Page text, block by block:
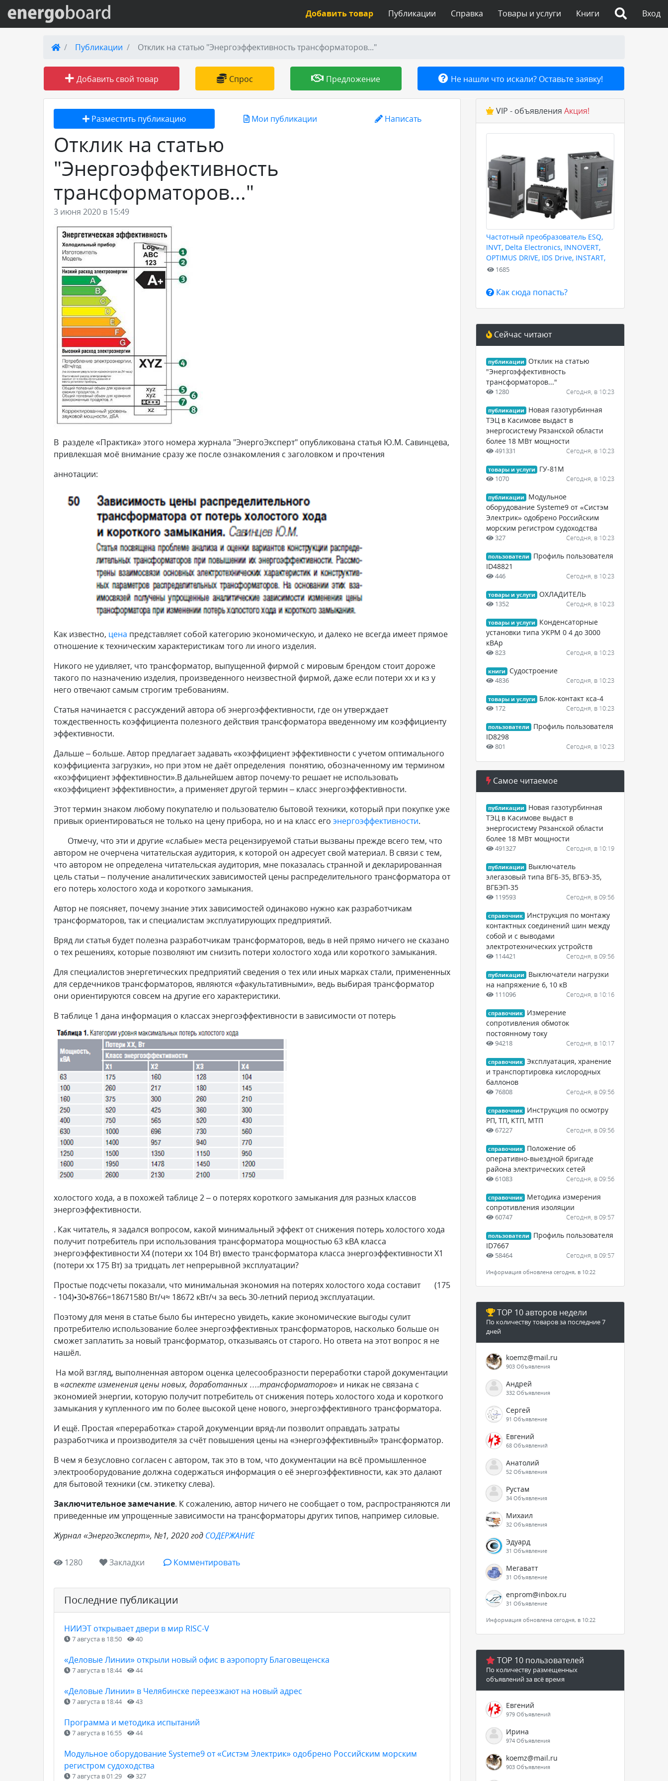
Вход на сайт
Поиск по сайту
Публикации
Товары и услуги
Добавить товар или услугу
Вход
Книги
Товары и услуги
Справка
Публикации
Добавить товар
Публикации Отклик на статью "Энергоэффективность трансформаторов..."
Добавить свой товар Спрос Предложение Не нашли что искали? Оставьте заявку!
Разместить публикацию Мои публикации Написать
Отклик на статью
"Энергоэффективность
трансформаторов..."
3 июня 2020 в 15:49
В разделе «Практика» этого номера журнала "ЭнергоЭксперт" опубликована статья Ю.М. Савинцева,
привлекшая моё внимание сразу же после ознакомления с заголовком и прочтения
аннотации:
Как известно, цена представляет собой категорию экономическую, и далеко не всегда имеет прямое
отношение к техническим характеристикам того ли иного изделия.
Никого не удивляет, что трансформатор, выпущенной фирмой с мировым брендом стоит дороже
такого по назначению изделия, произведенного неизвестной фирмой, даже если потери хх и кз у
него отвечают самым строгим требованиям.
Статья начинается с рассуждений автора об энергоэффективности, где он утверждает
тождественность коэффициента полезного действия трансформатора введенному им коэффициенту
эффективности.
Дальше – больше. Автор предлагает задавать «коэффициент эффективности с учетом оптимального
коэффициента загрузки», но при этом не даёт определения понятию, обозначенному им термином
«коэффициент эффективности».В дальнейшем автор почему-то решает не использовать
«коэффициент эффективности», а применяет другой термин – класс энергоэффективности.
Этот термин знаком любому покупателю и пользователю бытовой техники, который при покупке уже
привык ориентироваться не только на цену прибора, но и на класс его энергоэффективности.
Отмечу, что эти и другие «слабые» места рецензируемой статьи вызваны прежде всего тем, что
автором не очерчена читательская аудитория, к которой он адресует свой материал. В связи с тем,
что автором не определена читательская аудитория, мне показалась странной и декларированная
цель статьи – получение аналитических зависимостей цены распределительного трансформатора от
его потерь холостого хода и короткого замыкания.
Автор не поясняет, почему знание этих зависимостей одинаково нужно как разработчикам
трансформаторов, так и специалистам эксплуатирующих предприятий.
Вряд ли статья будет полезна разработчикам трансформаторов, ведь в ней прямо ничего не сказано
о тех решениях, которые позволяют им снизить потери холостого хода или короткого замыкания.
Для специалистов энергетических предприятий сведения о тех или иных марках стали, примененных
для сердечников трансформаторов, являются «факультативными», ведь выбирая трансформатор
они ориентируются совсем на другие его характеристики.
В таблице 1 дана информация о классах энергоэффективности в зависимости от потерь
холостого хода, а в похожей таблице 2 – о потерях короткого замыкания для разных классов
энергоэффективности.
. Как читатель, я задался вопросом, какой минимальный эффект от снижения потерь холостого хода
получит потребитель при использования трансформатора мощностью 63 кВА класса
энергоэффективности Х4 (потери хх 104 Вт) вместо трансформатора класса энергоэффективности Х1
(потери хх 175 Вт) за тридцать лет непрерывной эксплуатации?
Простые подсчеты показали, что минимальная экономия на потерях холостого хода составит (175
- 104)•30•8766=18671580 Вт/ч≈ 18672 кВт/ч за весь 30-летний период эксплуатации.
Поэтому для меня в статье было бы интересно увидеть, какие экономические выгоды сулит
протребителю использование более энергоэффективных трансформаторов, насколько больше он
сможет заплатить за новый трансформатор, отказываясь от старого. Но ответа на этот вопрос я не
нашёл.
На мой взгляд, выполненная автором оценка целесообразности переработки старой документации
в «аспекте изменения цены новых, доработанных ….трансформаторов» и никак не связана с
экономией энергии, которую получит потребитель от снижения потерь холостого хода и короткого
замыкания у купленного им по более высокой цене нового, энергоэффективного трансформатора.
И ещё. Простая «переработка» старой докуменции вряд-ли позволит оправдать затраты
разработчика и производителя за счёт повышения цены на «энергоэффективный» трансформатор.
В чем я безусловно согласен с автором, так это в том, что документации на всё промышленное
электрооборудование должна содержаться информация о её энергоэффективности, как это далают
для бытовой техники (см. этикетку слева).
Заключительное замечание. К сожалению, автор ничего не сообщает о том, распространяются ли
приведенные им упрощенные зависимости на трансформаторы других типов, например силовые.
Журнал «ЭнергоЭксперт», №1, 2020 год СОДЕРЖАНИЕ
1280 Закладки Комментировать
Последние публикации
НИИЭТ открывает двери в мир RISC-V
7 августа в 18:50 40
«Деловые Линии» открыли новый офис в аэропорту Благовещенска
7 августа в 18:44 44
«Деловые Линии» в Челябинске переезжают на новый адрес
7 августа в 18:44 43
Программа и методика испытаний
7 августа в 16:55 44
Модульное оборудование Systeme9 от «Систэм Электрик» одобрено Российским морским
регистром судоходства
7 августа в 01:29 327
VIP - объявления Акция!
Частотный преобразователь ESQ,
INVT, Delta Electronics, INNOVERT,
OPTIMUS DRIVE, IDS Drive, INSTART,
HYUNDAI для любых задач
1685
Как сюда попасть?
Сейчас читают
публикации
Отклик на статью
"Энергоэффективность
трансформаторов..."
1280 Сегодня, в 10:23
публикации
Новая газотурбинная
ТЭЦ в Касимове выдаст в
энергосистему Рязанской области
более 18 МВт мощности
491331 Сегодня, в 10:23
товары и услуги ГУ-81М
1070 Сегодня, в 10:23
публикации
Модульное
оборудование Systeme9 от «Систэм
Электрик» одобрено Российским
морским регистром судоходства
327 Сегодня, в 10:23
пользователи
Профиль пользователя
ID48821
446 Сегодня, в 10:23
товары и услуги ОХЛАДИТЕЛЬ
1352 Сегодня, в 10:23
товары и услуги
Конденсаторные
установки типа УКРМ 0 4 до 3000
кВАр
823 Сегодня, в 10:23
книги Судостроение
4836 Сегодня, в 10:23
товары и услуги Блок-контакт кса-4
172 Сегодня, в 10:23
пользователи
Профиль пользователя
ID8298
801 Сегодня, в 10:23
Самое читаемое
публикации
Новая газотурбинная
ТЭЦ в Касимове выдаст в
энергосистему Рязанской области
более 18 МВт мощности
491327 Сегодня, в 10:19
публикации
Выключатель
элегазовый типа ВГБ-35, ВГБЭ-35,
ВГБЭП-35
119593 Сегодня, в 09:56
справочник
Инструкция по монтажу
контактных соединений шин между
собой и с выводами
электротехнических устройств
114421 Сегодня, в 09:56
публикации
Выключатели нагрузки
на напряжение 6, 10 кВ
111096 Сегодня, в 10:16
справочник
Измерение
сопротивления обмоток
постоянному току
94218 Сегодня, в 10:17
справочник Эксплуатация, хранение
и транспортировка кислородных
баллонов
76808 Сегодня, в 09:56
справочник
Инструкция по осмотру
РП, ТП, КТП, МТП
67227 Сегодня, в 09:56
справочник
Положение об
оперативно-выездной бригаде
района электрических сетей
61083 Сегодня, в 09:56
справочник
Методика измерения
сопротивления изоляции
60747 Сегодня, в 09:57
пользователи
Профиль пользователя
ID7667
58464 Сегодня, в 09:57
Информация обновлена сегодня, в 10:22
TOP 10 авторов недели
По количеству товаров за последние 7
дней
koemz@mail.ru
903 Объявления
Андрей
332 Объявления
Сергей
91 Объявление
Евгений
68 Объявлений
Анатолий
52 Объявления
Рустам
34 Объявления
Михаил
32 Объявления
Эдуард
31 Объявление
Мегаватт
31 Объявление
enprom@inbox.ru
31 Объявление
Информация обновлена сегодня, в 10:22
TOP 10 пользователей
По количеству размещенных
объявлений за всё время
Евгений
979 Объявлений
Ирина
974 Объявления
koemz@mail.ru
903 Объявления